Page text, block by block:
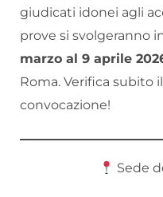
giudicati idonei agli
prove si svolgeranno
marzo al 9 aprile
Roma. Verifica subito
convocazione!
Sede